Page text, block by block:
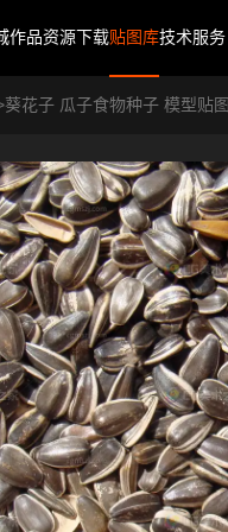
作品资源下载贴图库技术服务
葵花子 瓜子食物种子 模型贴